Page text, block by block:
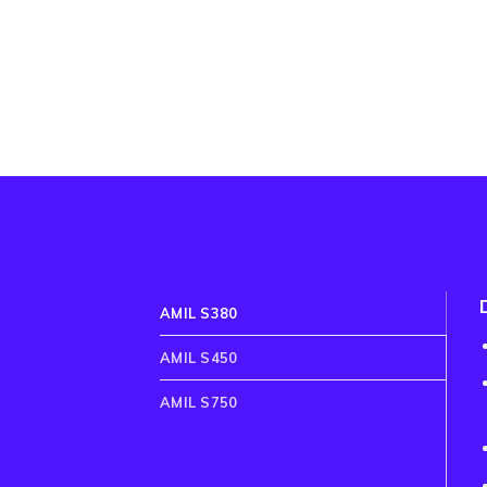
AMIL S380
AMIL S450
AMIL S750